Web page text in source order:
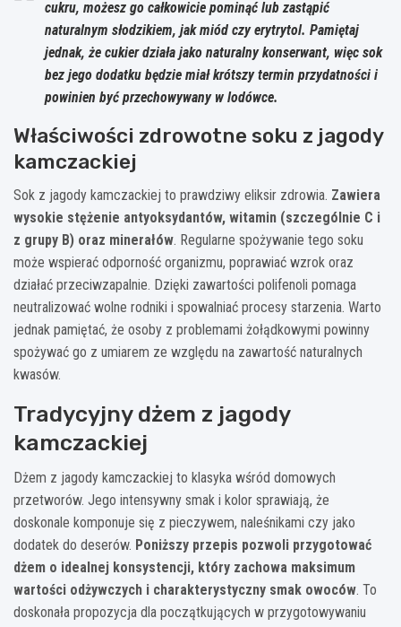
cukru, możesz go całkowicie pominąć lub zastąpić
naturalnym słodzikiem, jak miód czy erytrytol. Pamiętaj
jednak, że cukier działa jako naturalny konserwant, więc sok
bez jego dodatku będzie miał krótszy termin przydatności i
powinien być przechowywany w lodówce.
Właściwości zdrowotne soku z jagody
kamczackiej
Sok z jagody kamczackiej to prawdziwy eliksir zdrowia. Zawiera
wysokie stężenie antyoksydantów, witamin (szczególnie C i
z grupy B) oraz minerałów. Regularne spożywanie tego soku
może wspierać odporność organizmu, poprawiać wzrok oraz
działać przeciwzapalnie. Dzięki zawartości polifenoli pomaga
neutralizować wolne rodniki i spowalniać procesy starzenia. Warto
jednak pamiętać, że osoby z problemami żołądkowymi powinny
spożywać go z umiarem ze względu na zawartość naturalnych
kwasów.
Tradycyjny dżem z jagody
kamczackiej
Dżem z jagody kamczackiej to klasyka wśród domowych
przetworów. Jego intensywny smak i kolor sprawiają, że
doskonale komponuje się z pieczywem, naleśnikami czy jako
dodatek do deserów. Poniższy przepis pozwoli przygotować
dżem o idealnej konsystencji, który zachowa maksimum
wartości odżywczych i charakterystyczny smak owoców. To
doskonała propozycja dla początkujących w przygotowywaniu